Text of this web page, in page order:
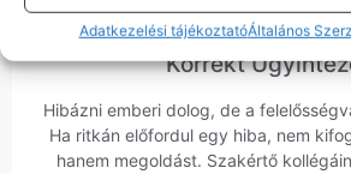
Adatkezelési tájékoztatóÁltalános
Korrekt
Hibázni emberi dolog, de a
Ha ritkán előfordul egy hiba, nem
hanem megoldást. Szakértő